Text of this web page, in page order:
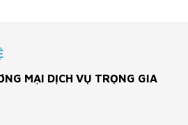
MẠI DỊCH VỤ TRỌNG GIA